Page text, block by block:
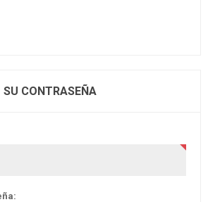
SU CONTRASEÑA